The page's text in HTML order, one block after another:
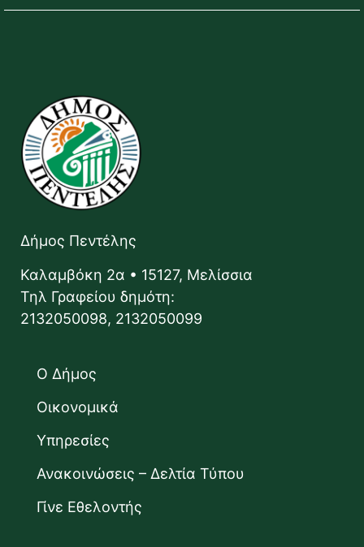
Δήμος Πεντέλης
Καλαμβόκη 2α • 15127, Μελίσσια
Τηλ Γραφείου δημότη:
2132050098, 2132050099
Ο Δήμος
Οικονομικά
Υπηρεσίες
Ανακοινώσεις – Δελτία Τύπου
Γίνε Εθελοντής